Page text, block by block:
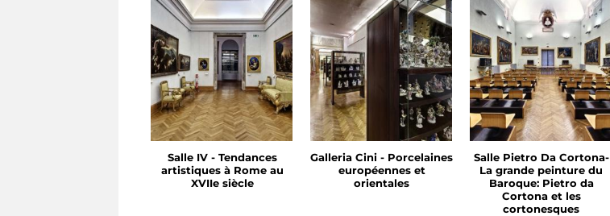
Salle IV - Tendances
artistiques à Rome au
XVIIe siècle
Galleria Cini - Porcelaines
européennes et
orientales
Salle Pietro Da Cortona-
La grande peinture du
Baroque: Pietro da
Cortona et les
cortonesques